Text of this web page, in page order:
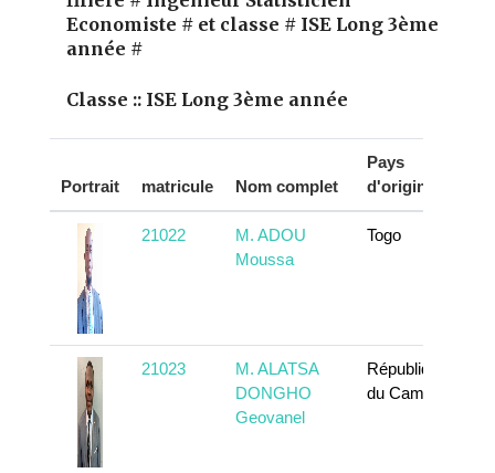
Economiste # et classe # ISE Long 3ème
année #
Classe :: ISE Long 3ème année
Portrait matricule Nom complet
Pays
d'origine
21022
M. ADOU
Moussa
Togo
21023
M. ALATSA
DONGHO
Geovanel
République
du Cameroun